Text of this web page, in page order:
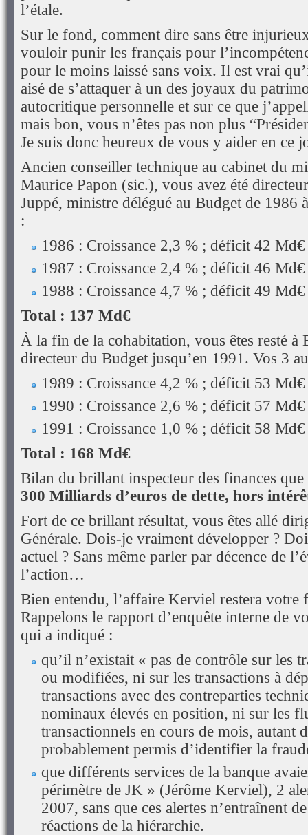
l’étale.
Sur le fond, comment dire sans être
vouloir punir les français pour
pour le moins laissé sans voix. Il est vrai
aisé de s’attaquer à un des joyaux du
autocritique personnelle et sur ce que
mais bon, vous n’êtes pas non plus
Je suis donc heureux de vous y aider en ce
Ancien conseiller technique au cabinet du
Maurice Papon (sic.), vous avez été
Juppé, ministre délégué au Budget de 1986
:
1986 : Croissance 2,3 % ; déficit 42
1987 : Croissance 2,4 % ; déficit 46
1988 : Croissance 4,7 % ; déficit 49
Total : 137 Md€
À la fin de la cohabitation, vous êtes resté à
directeur du Budget jusqu’en 1991. Vos 3
1989 : Croissance 4,2 % ; déficit 53
1990 : Croissance 2,6 % ; déficit 57
1991 : Croissance 1,0 % ; déficit 58
Total : 168 Md€
Bilan du brillant inspecteur des finances
300 Milliards d’euros de dette, hors
Fort de ce brillant résultat, vous êtes allé
Générale. Dois-je vraiment développer ?
actuel ? Sans même parler par décence de
l’action…
Bien entendu, l’affaire Kerviel restera votre
Rappelons le rapport d’enquête interne de
qui a indiqué :
qu’il n’existait « pas de contrôle sur les
ou modifiées, ni sur les transactions à
transactions avec des contreparties
nominaux élevés en position, ni sur les
transactionnels en cours de mois, autant
probablement permis d’identifier la
que différents services de la banque
périmètre de JK » (Jérôme Kerviel), 2
2007, sans que ces alertes n’entraînent
réactions de la hiérarchie.